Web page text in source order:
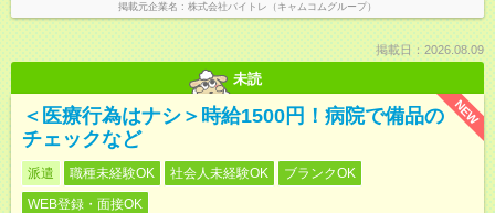
掲載元企業名 株式会社バイトレ（キャムコムグループ）
掲載日：2026.08.09
未読
NEW
＜医療行為はナシ＞時給1500円！病院で備品の
チェックなど
派遣 職種未経験OK 社会人未経験OK
ブランクOK
WEB登録・面接OK